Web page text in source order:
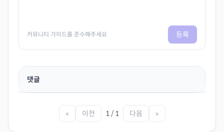
커뮤니티 가이드를 준수해주세요 등록
댓글
« 이전 1 / 1 다음 »